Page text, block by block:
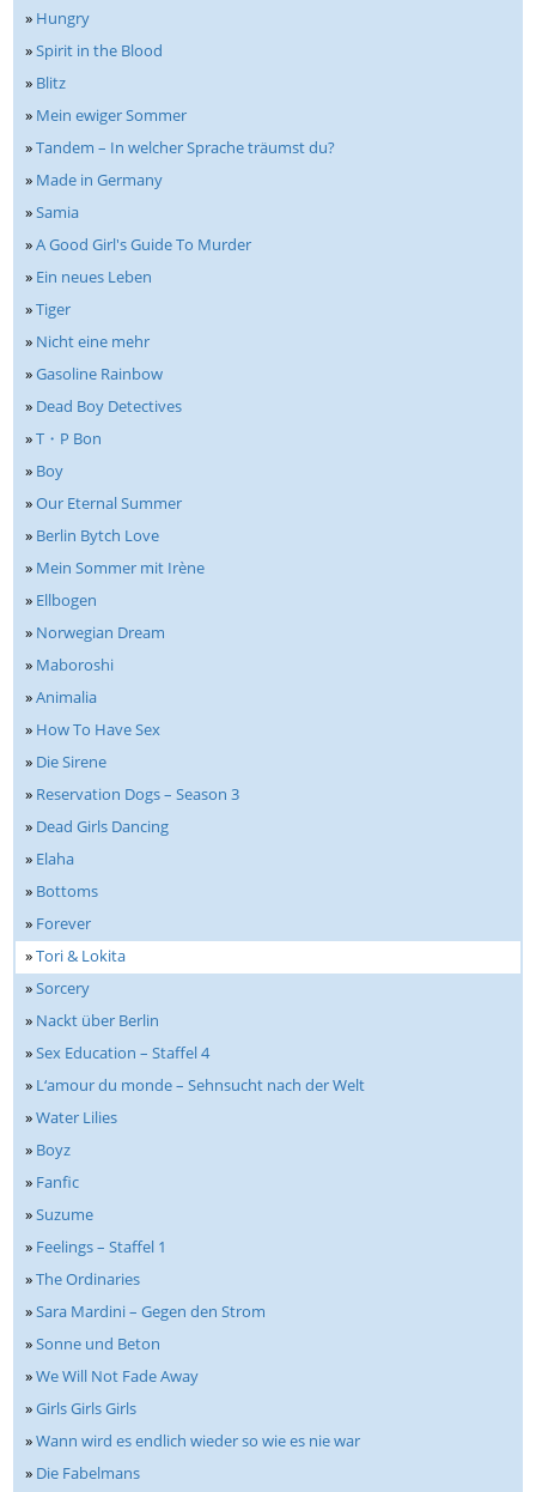
» Hungry
»Spirit in the Blood
» Blitz
» Mein ewiger Sommer
»Tandem – In welcher Sprache träumst du?
» Made in Germany
»Samia
»A Good Girl's Guide To Murder
» Ein neues Leben
»Tiger
» Nicht eine mehr
»Gasoline Rainbow
» Dead Boy Detectives
»T・P Bon
» Boy
»Our Eternal Summer
» Berlin Bytch Love
» Mein Sommer mit Irène
» Ellbogen
» Norwegian Dream
» Maboroshi
»Animalia
» How To Have Sex
» Die Sirene
» Reservation Dogs – Season 3
» Dead Girls Dancing
» Elaha
» Bottoms
» Forever
»Tori & Lokita
»Sorcery
» Nackt über Berlin
»Sex Education – Staffel 4
» L‘amour du monde – Sehnsucht nach der Welt
»Water Lilies
» Boyz
» Fanfic
»Suzume
» Feelings – Staffel 1
»The Ordinaries
»Sara Mardini – Gegen den Strom
»Sonne und Beton
»We Will Not Fade Away
»Girls Girls Girls
»Wann wird es endlich wieder so wie es nie war
» Die Fabelmans